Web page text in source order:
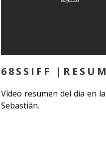
68SSIFF
Vídeo resumen del día en
Sebastián.